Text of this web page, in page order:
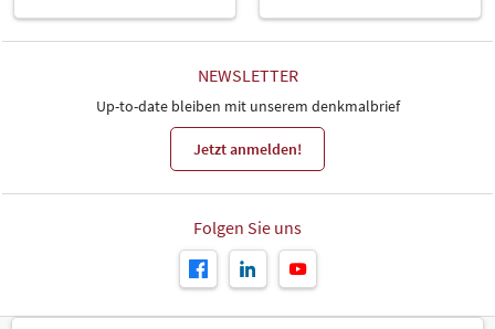
NEWSLETTER
Up-to-date bleiben mit unserem denkmalbrief
Jetzt anmelden!
Folgen Sie uns